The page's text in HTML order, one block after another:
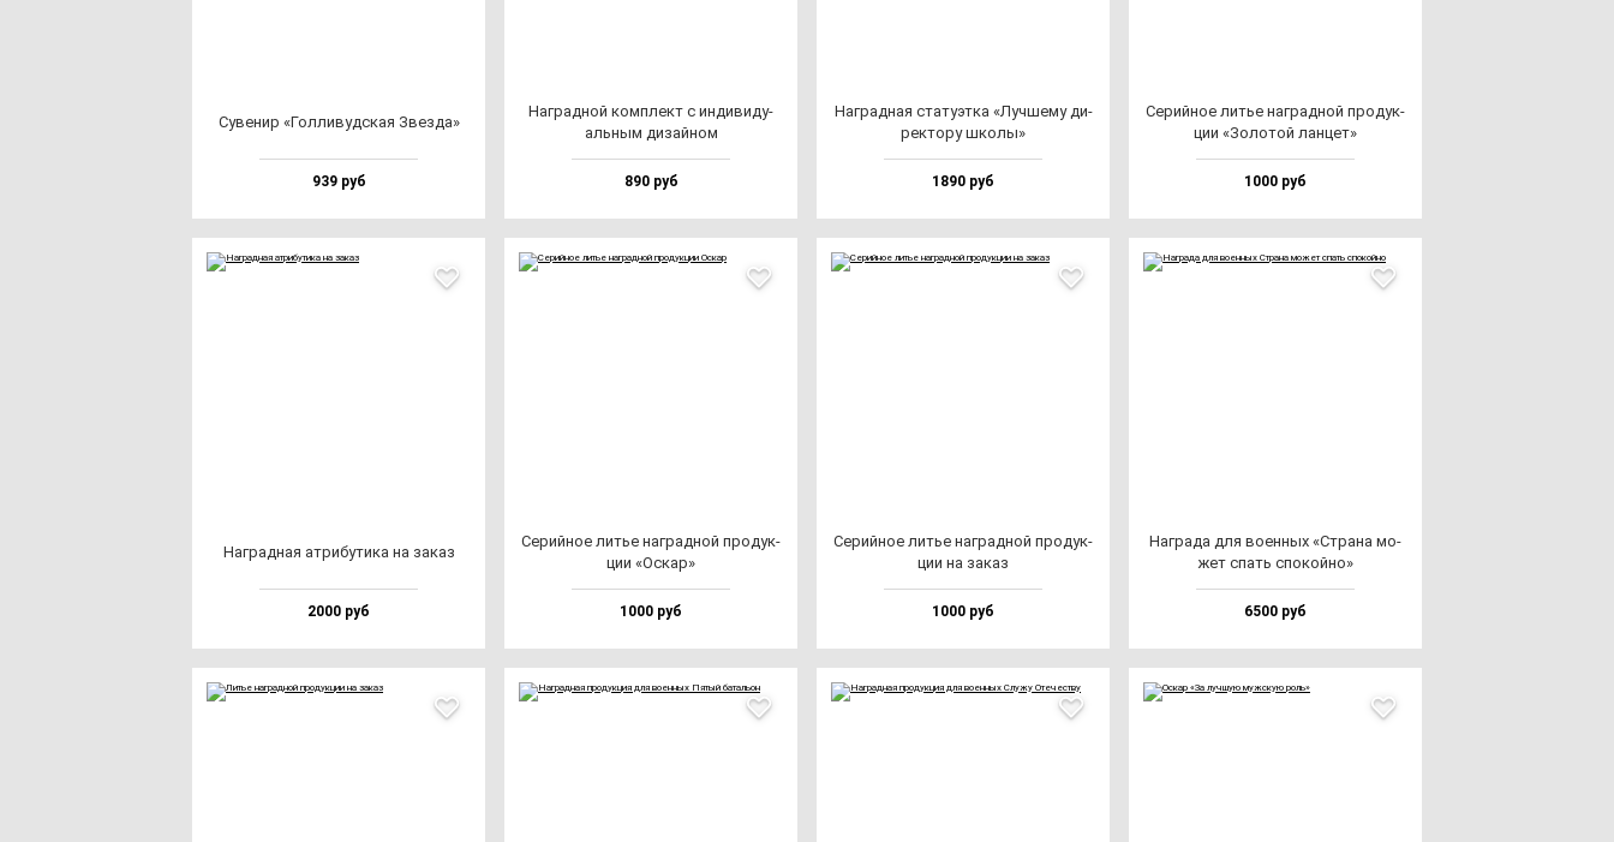
Суве­нир «Гол­ли­вуд­ская Звез­да»
939 руб
Наг­рад­ной ком­плект с ин­ди­ви­ду­
аль­ным ди­зай­ном
890 руб
Наг­рад­ная ста­ту­эт­ка «Луч­ше­му ди­
рек­то­ру шко­лы»
1890 руб
Серий­ное литье наг­рад­ной про­дук­
ции «Золо­той лан­цет»
1000 руб
Наг­рад­ная ат­ри­бу­ти­ка на за­каз
2000 руб
Серий­ное литье наг­рад­ной про­дук­
ции «Оскар»
1000 руб
Серий­ное литье наг­рад­ной про­дук­
ции на за­каз
1000 руб
Наг­ра­да для во­ен­ных «Стра­на мо­
жет спать спо­кой­но»
6500 руб